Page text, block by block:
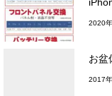
2020
お盆
2017